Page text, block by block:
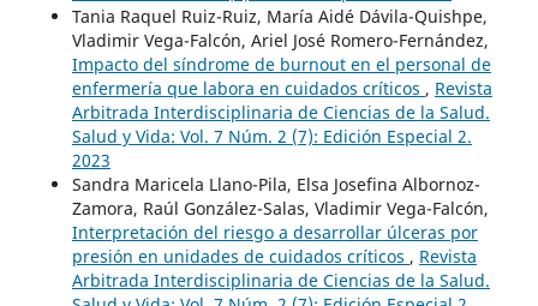
Tania Raquel Ruiz-Ruiz, María Aidé Dávila-Quishpe,
Vladimir Vega-Falcón, Ariel José Romero-Fernández,
Impacto del síndrome de burnout en el personal de
enfermería que labora en cuidados críticos , Revista
Arbitrada Interdisciplinaria de Ciencias de la Salud.
Salud y Vida: Vol. 7 Núm. 2 (7): Edición Especial 2.
2023
Sandra Maricela Llano-Pila, Elsa Josefina Albornoz-
Zamora, Raúl González-Salas, Vladimir Vega-Falcón,
Interpretación del riesgo a desarrollar úlceras por
presión en unidades de cuidados críticos , Revista
Arbitrada Interdisciplinaria de Ciencias de la Salud.